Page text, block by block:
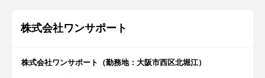
株式会社ワンサポート
株式会社ワンサポート（勤務地：大阪市西区北堀江）